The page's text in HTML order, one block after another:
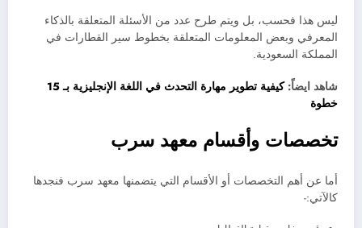
ليس هذا فحسب، بل ويتم طرح عدد من الأسئلة المتعلقة بالذكاء
المعرفي وبعض المعلومات المتعلقة بخطوط سير القطارات في
المملكة السعودية.
شاهد ايضاً:
كيفية تطوير مهارة التحدث في اللغة الإنجليزية بـ 15
خطوة
تخصصات وأقسام معهد سرب
أما عن أهم التخصصات أو الأقسام التي يتضمنها معهد سرب فنجدها
كالآتي:-